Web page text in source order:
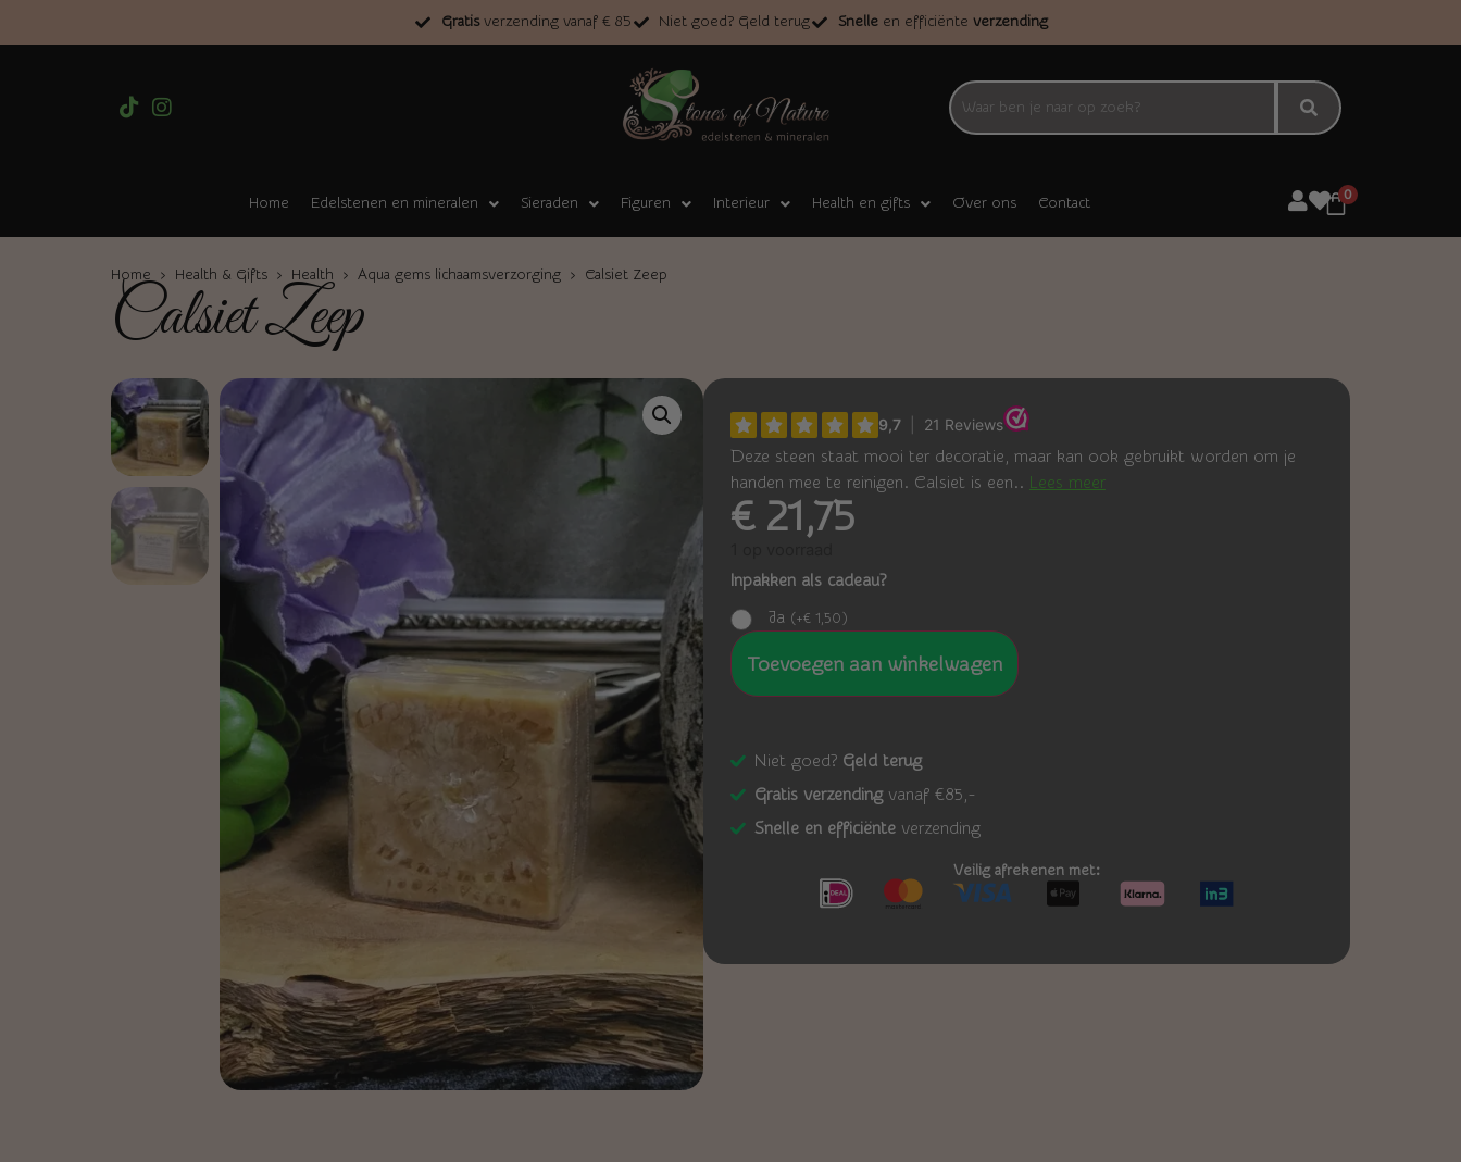
Gratisverzending vanaf € 85 Niet goed? Geld terug Snelleen efficiënte verzending
Home Edelstenen en mineralen Sieraden Figuren Interieur Health en gifts Over ons Contact
0
Home › Health & Gifts › Health › Aqua gems lichaamsverzorging › Calsiet Zeep
Calsiet Zeep
Deze steen staat mooi ter decoratie, maar kan ook gebruikt worden om je
handen mee te reinigen. Calsiet is een.. Lees meer
€21,75
Inpakken als cadeau?
Ja (+€1,50 )
Toevoegen aan winkelwagen
Niet goed? Geld terug
Gratis verzending vanaf €85,-
Snelle en efficiënte verzending
Veilig afrekenen met: